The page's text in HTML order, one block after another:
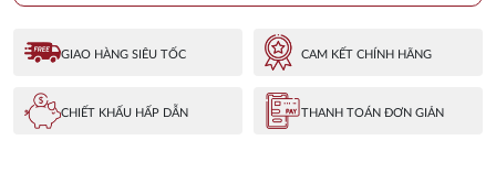
GIAO HÀNG SIÊU TỐC CAM KẾT CHÍNH HÃNG
CHIẾT KHẤU HẤP DẪN THANH TOÁN ĐƠN GIẢN